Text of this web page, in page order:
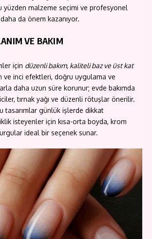
yüzden malzeme seçimi ve profesyonel
da önem kazanıyor.
VE BAKIM
için düzenli bakım, kaliteli baz ve üst kat
ve inci efektleri, doğru uygulama ve
daha uzun süre korunur; evde bakımda
tırnak yağı ve düzenli rötuşlar önerilir.
tasarımlar günlük işlerde dikkat
isteyenler için kısa-orta boyda, krom
ideal bir seçenek sunar.